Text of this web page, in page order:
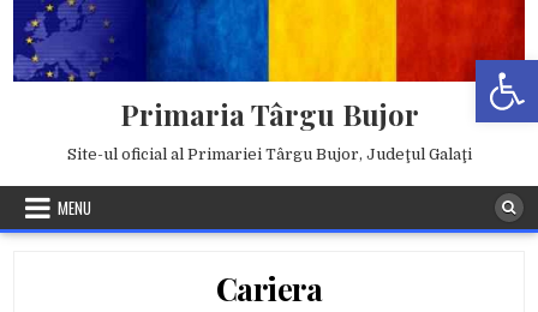
content
Primaria Târgu Bujor
Site-ul oficial al Primariei Târgu Bujor, Judeţul Galaţi
MENU
Cariera